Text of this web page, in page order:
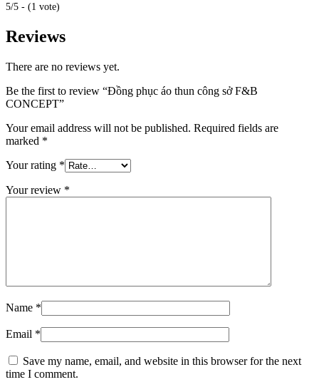
5/5 - (1 vote)
Reviews
There are no reviews yet.
Be the first to review “Đồng phục áo thun công sở F&B
CONCEPT”
Your email address will not be published. Required fields are
marked *
Your rating *
Your review *
Name *
Email *
Save my name, email, and website in this browser for the next
time I comment.